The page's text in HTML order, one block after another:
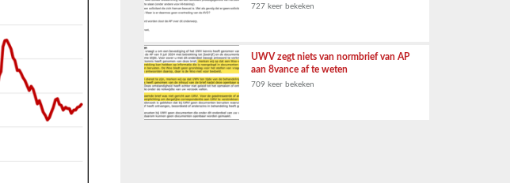
727 keer bekeken
UWV zegt niets van normbrief van AP
aan 8vance af te weten
709 keer bekeken